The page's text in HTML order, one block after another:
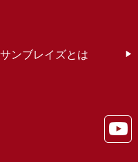
サンブレイズとは